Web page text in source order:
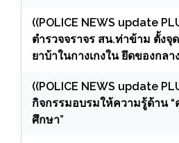
((POLICE NEWS update
ตำรวจจราจร สน.ท่าข้าม ตั้ง
ยาบ้าในกางเกงใน ยึดของกลาง
((POLICE NEWS update
กิจกรรมอบรมให้ความรู้ด้าน
ศึกษา”